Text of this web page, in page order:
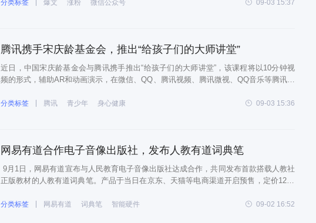
文章。 截止目前，这篇文章阅读量还在上涨，高达
分类标签 爆文 涨粉 微信公众号 09-03 15:37
腾讯携手宋庆龄基金会，推出“给孩子们的大师讲堂”
近日，中国宋庆龄基金会与腾讯携手推出“给孩子们的大师讲堂”，该课程将以10分钟视
频的形式，辅助AR和动画演示，在微信、QQ、腾讯视频、腾讯微视、QQ音乐等腾讯各
学家、艺术家、时代楷模等分享科学故事、艺术文化和成
分类标签 腾讯 青少年 身心健康 09-03 15:36
网易有道合作电子音像出版社，发布人教有道词典笔
9月1日，网易有道宣布与人民教育电子音像出版社达成合作，共同发布首款搭载人教社
正版教材的人教有道词典笔。产品于当日在京东、天猫等电商渠道开启预售，定价1299
绍，人教有道词典笔是专为人教版英语教材“同步学习”量身
分类标签 网易有道 词典笔 智能硬件 09-02 16:52